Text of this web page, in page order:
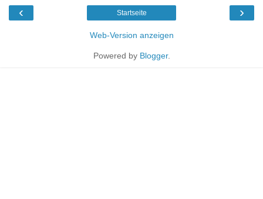
‹ ›
Startseite
Web-Version anzeigen
Powered by Blogger.